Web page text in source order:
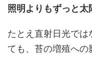
照明よりもずっと
たとえ直射日光で
ても、苔の増殖への